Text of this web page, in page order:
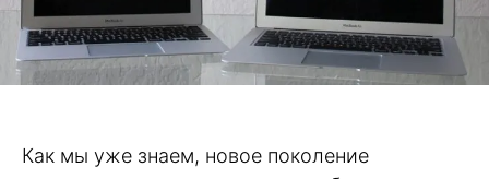
Как мы уже знаем, новое поколение